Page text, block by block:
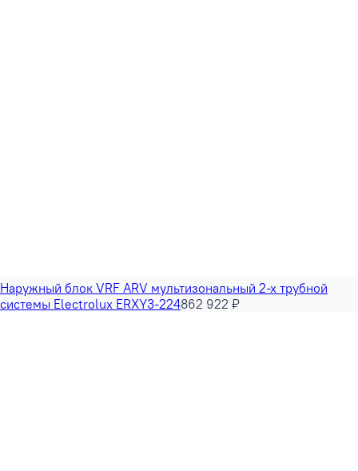
Наружный блок VRF ARV мультизональный 2-х трубной
системы Electrolux ERXY3-224862 922 ₽